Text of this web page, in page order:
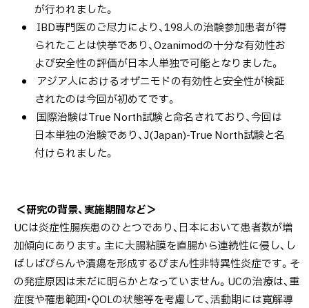
が行われました。
IBD専門医のご尽力により、198人の治験参加患者が得
られたことは快挙であり、Ozanimodの十分な有効性お
よび安全性の評価が日本人単独で可能となりました。
アジア人におけるオザニモドの有効性と安全性が検証
されたのは今回が初めてです。
国際治験はTrue North試験と命名されており、今回は
日本単独の治験であり、J(Japan)-True North試験と名
付けられました。
＜研究の背景、実施期間など＞
UCは炎症性腸疾患のひとつであり、日本において患者数が増
加傾向にあります。主に大腸粘膜を直腸から連続性に侵し、し
ばしばびらんや潰瘍を形成するびまん性非特異性炎症です。そ
の発症原因は未だに明らかとなっていません。UCの治療は、重
症度や罹患範囲・QOLの状態等を考慮して、活動期には寛解導